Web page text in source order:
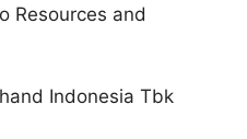
Resources and
Indonesia Tbk